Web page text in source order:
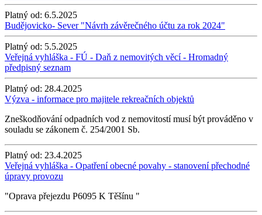
Platný od: 6.5.2025
Budějovicko- Sever "Návrh závěrečného účtu za rok 2024"
Platný od: 5.5.2025
Veřejná vyhláška - FÚ - Daň z nemovitých věcí - Hromadný
předpisný seznam
Platný od: 28.4.2025
Výzva - informace pro majitele rekreačních objektů
Zneškodňování odpadních vod z nemovitostí musí být prováděno v
souladu se zákonem č. 254/2001 Sb.
Platný od: 23.4.2025
Veřejná vyhláška - Opatření obecné povahy - stanovení přechodné
úpravy provozu
"Oprava přejezdu P6095 K Těšínu "